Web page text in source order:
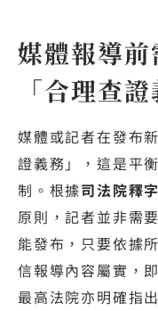
媒體報導前
「合理查
媒體或記者在發布
證義務」，這是平
制。根據司法院釋
原則，記者並非需
能發布，只要依據
信報導內容屬實，
最高法院亦明確指